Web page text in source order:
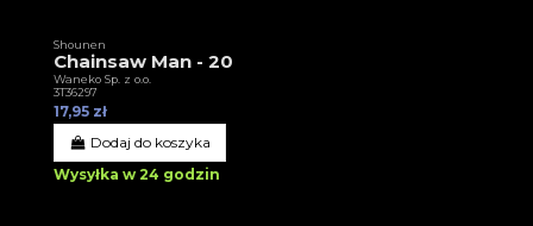
Shounen
Chainsaw Man - 20
Waneko Sp. z o.o.
3T36297
17,95 zł
Dodaj do koszyka
Wysyłka w 24 godzin